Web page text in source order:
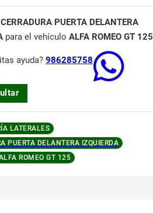
CERRADURA PUERTA DELANTERA
para el vehículo ALFA ROMEO GT 125
ayuda? 986285758
LATERALES
PUERTA DELANTERA IZQUIERDA
ROMEO GT 125